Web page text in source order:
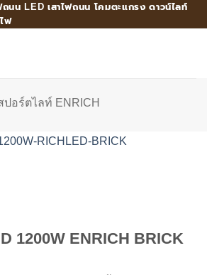
นน LED เสาไฟถนน โคมตะแกรง ดาวน์ไลท์
ฟ
ปอร์ตไลท์ ENRICH
1200W ENRICH BRICK